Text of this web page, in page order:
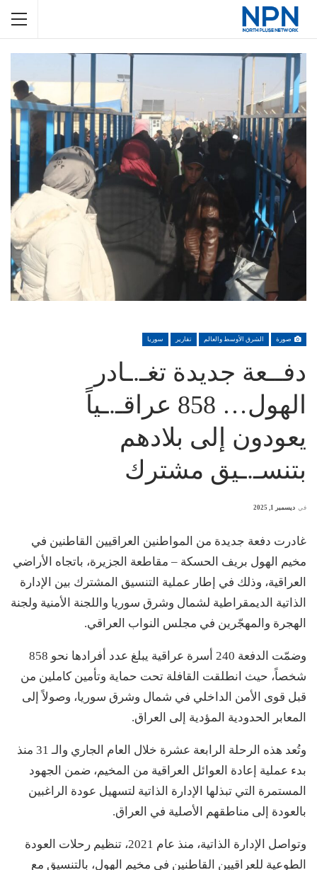
صورة الشرق الأوسط والعالم تقارير سوريا
دفــعة جديدة تغـ.ـادر
الهول… 858 عراقـ.ـياً
يعودون إلى بلادهم
بتنسـ.ـيق مشترك
في ديسمبر 1, 2025
غادرت دفعة جديدة من المواطنين العراقيين القاطنين في
مخيم الهول بريف الحسكة – مقاطعة الجزيرة، باتجاه الأراضي
العراقية، وذلك في إطار عملية التنسيق المشترك بين الإدارة
الذاتية الديمقراطية لشمال وشرق سوريا واللجنة الأمنية ولجنة
الهجرة والمهجّرين في مجلس النواب العراقي.
وضمّت الدفعة 240 أسرة عراقية يبلغ عدد أفرادها نحو 858
شخصاً، حيث انطلقت القافلة تحت حماية وتأمين كاملين من
قبل قوى الأمن الداخلي في شمال وشرق سوريا، وصولاً إلى
المعابر الحدودية المؤدية إلى العراق.
وتُعد هذه الرحلة الرابعة عشرة خلال العام الجاري والـ 31 منذ
بدء عملية إعادة العوائل العراقية من المخيم، ضمن الجهود
المستمرة التي تبذلها الإدارة الذاتية لتسهيل عودة الراغبين
بالعودة إلى مناطقهم الأصلية في العراق.
وتواصل الإدارة الذاتية، منذ عام 2021، تنظيم رحلات العودة
الطوعية للعراقيين القاطنين في مخيم الهول، بالتنسيق مع